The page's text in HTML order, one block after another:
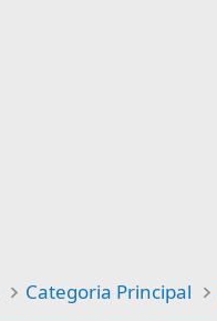
Categoria Principal